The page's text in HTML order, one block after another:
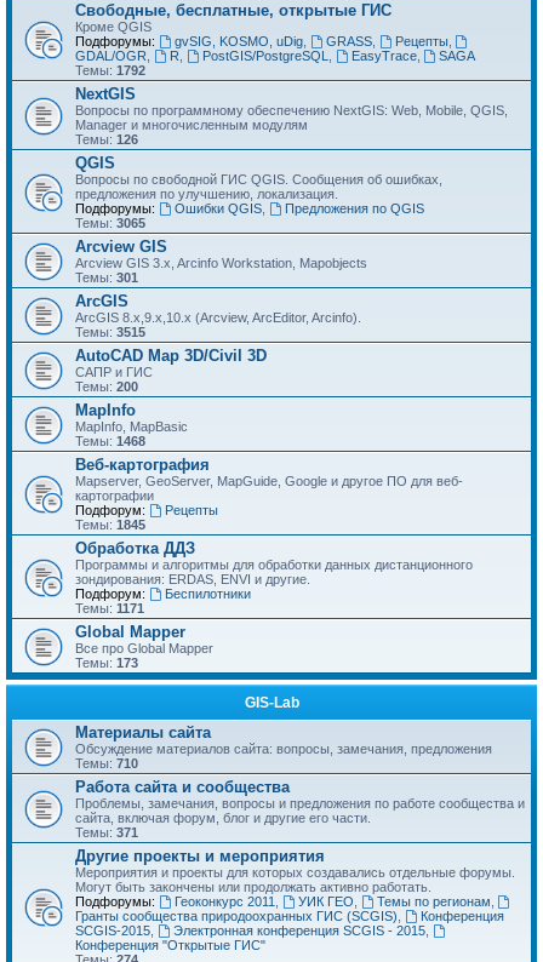
Свободные, бесплатные, открытые ГИС
Кроме QGIS
Подфорумы:
gvSIG, KOSMO, uDig, GRASS, Рецепты,
GDAL/OGR
R PostGIS/PostgreSQL EasyTrace,
SAGA
Темы: 1792
NextGIS
Вопросы по программному обеспечению NextGIS: Web, Mobile, QGIS,
Manager и многочисленным модулям
Темы: 126
QGIS
Вопросы по свободной ГИС QGIS. Сообщения об ошибках,
предложения по улучшению, локализация.
Подфорумы:
Ошибки QGIS,
Предложения по QGIS
Темы: 3065
Arcview GIS
Arcview GIS 3.x, Arcinfo Workstation, Mapobjects
Темы: 301
ArcGIS
ArcGIS 8.x,9.x,10.x (Arcview, ArcEditor, Arcinfo).
Темы: 3515
AutoCAD Map 3D/Civil 3D
САПР и ГИС
Темы: 200
MapInfo
MapInfo, MapBasic
Темы: 1468
Веб-картография
Mapserver, GeoServer, MapGuide, Google и другое ПО для веб-
картографии
Подфорум:
Рецепты
Темы: 1845
Обработка ДДЗ
Программы и алгоритмы для обработки данных дистанционного
зондирования: ERDAS, ENVI и другие.
Подфорум:
Беспилотники
Темы: 1171
Global Mapper
Все про Global Mapper
Темы: 173
GIS-Lab
Материалы сайта
Обсуждение материалов сайта: вопросы, замечания, предложения
Темы: 710
Работа сайта и сообщества
Проблемы, замечания, вопросы и предложения по работе сообщества и
сайта, включая форум, блог и другие его части.
Темы: 371
Другие проекты и мероприятия
Мероприятия и проекты для которых создавались отдельные форумы.
Могут быть закончены или продолжать активно работать.
Подфорумы:
Геоконкурс 2011 УИК ГЕО Темы по регионам
Гранты сообщества природоохранных ГИС (SCGIS)
Конференция
SCGIS-2015
Электронная конференция SCGIS - 2015,
Конференция "Открытые ГИС"